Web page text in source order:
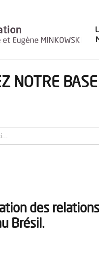
NOTRE
des relations
Brésil.